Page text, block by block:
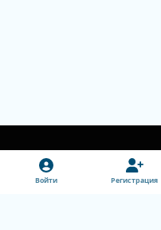
Light ModeDark ModeSystem Preference
Войти Регистрация